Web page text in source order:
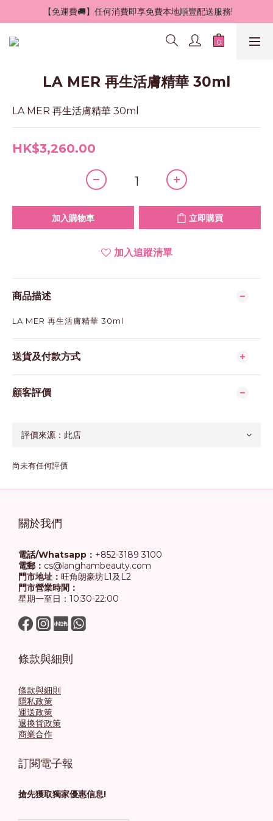
【免運費🚚】任何消費即享免費本地順豐配送服務!
LA MER 再生活膚精華 30ml
LA MER 再生活膚精華 30ml
HK$3,260.00
加入購物車 立即購買
加入追蹤清單
商品描述
LA MER 再生活膚精華 30ml
送貨及付款方式
顧客評價
尚未有任何評價
關於我們
電話/Whatsapp： +852-3189 3100
電郵： cs@langhambeauty.com
門市地址： 旺角朗豪坊L1及L2
門市營業時間：
星期一至日：10:30-22:00
條款與細則
條款與細則
隱私政策
運送政策
退換貨政策
商業合作
訂閱電子報
搶先獲取獨家優惠信息!